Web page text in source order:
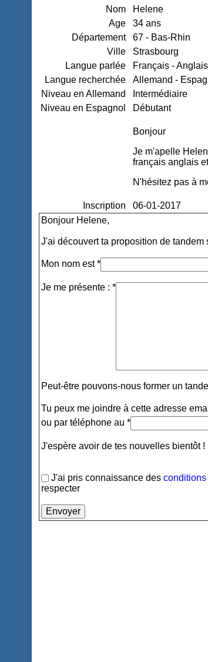
Nom
Helene
Age
34 ans
Département
67 - Bas-Rhin
Ville
Strasbourg
Langue parlée
Français - Anglais
Langue recherchée
Allemand -
Niveau en Allemand
Intermédiaire
Niveau en Espagnol
Débutant
Bonjour
Je m'apelle
français anglais
N'hésitez pas à
Inscription
06-01-2017
Bonjour Helene,
J'ai découvert ta proposition de
Mon nom est *
Je me présente : *
Peut-être pouvons-nous former un
Tu peux me joindre à cette adresse
ou par téléphone au *
J'espère avoir de tes nouvelles bientôt !
J'ai pris connaissance des
respecter